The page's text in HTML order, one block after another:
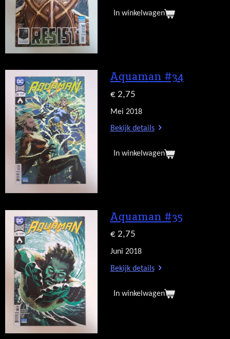
In winkelwagen
Aquaman #34
€ 2,75
Mei 2018
Bekijk details
In winkelwagen
Aquaman #35
€ 2,75
Juni 2018
Bekijk details
In winkelwagen